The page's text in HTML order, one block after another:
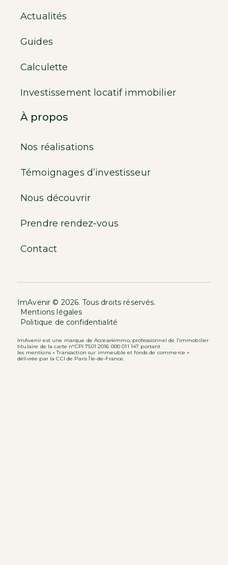
Actualités
Guides
Calculette
Investissement locatif immobilier
À propos
Nos réalisations
Témoignages d’investisseur
Nous découvrir
Prendre rendez-vous
Contact
ImAvenir © 2026. Tous droits réservés.
Mentions légales
Politique de confidentialité
ImAvenir est une marque de Access4immo, professionnel de l’immobilier
titulaire de la carte n°CPI 7501 2016 000 011 147 portant
les mentions « Transaction sur immeuble et fonds de commerce »
délivrée par la CCI de Paris Île-de-France.